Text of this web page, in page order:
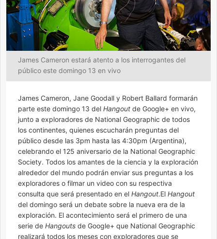
James Cameron estará atento a los interrogantes del
público este domingo 13 en vivo
James Cameron, Jane Goodall y Robert Ballard formarán
parte este domingo 13 del Hangout de Google+ en vivo,
junto a exploradores de National Geographic de todos
los continentes, quienes escucharán preguntas del
público desde las 3pm hasta las 4:30pm (Argentina),
celebrando el 125 aniversario de la National Geographic
Society. Todos los amantes de la ciencia y la exploración
alrededor del mundo podrán enviar sus preguntas a los
exploradores o filmar un video con su respectiva
consulta que será presentado en el Hangout.El Hangout
del domingo será un debate sobre la nueva era de la
exploración. El acontecimiento será el primero de una
serie de Hangouts de Google+ que National Geographic
realizará todos los meses con exploradores que se